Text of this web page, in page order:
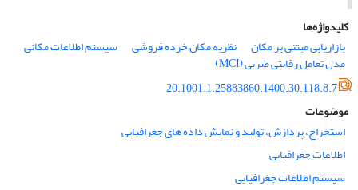
کلیدواژه‌ها
بازاریابی مبتنی بر مکان
نظریه مکان خرده فروشی سیستم اطلاعات مکانی
مدل تعامل رقابتی ضربی (MCI)
20.1001.1.25883860.1400.30.118.8.7
موضوعات
استخراج، پردازش، تولید و نمایش داده های جغرافیایی
اطلاعات جغرافیایی
سیستم اطلاعات جغرافیایی